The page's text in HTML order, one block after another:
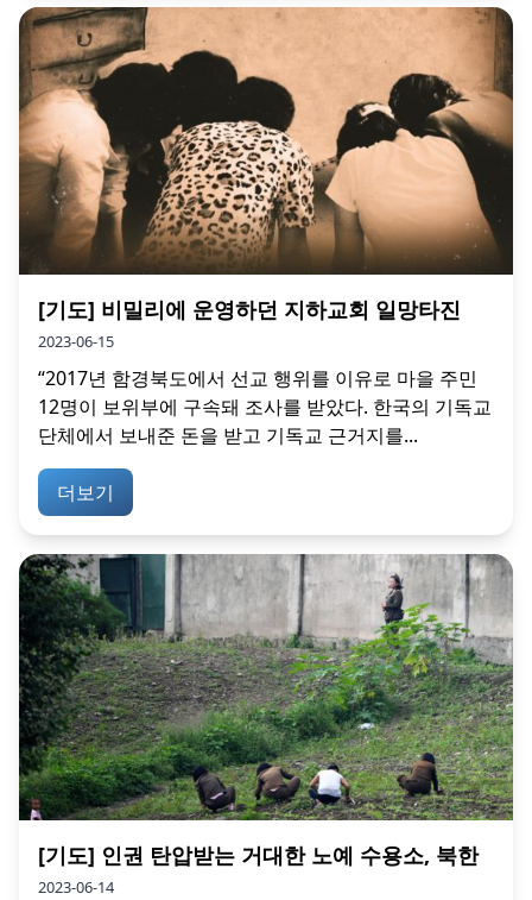
[기도] 비밀리에 운영하던 지하교회 일망타진
2023-06-15
“2017년 함경북도에서 선교 행위를 이유로 마을 주민
12명이 보위부에 구속돼 조사를 받았다. 한국의 기독교
단체에서 보내준 돈을 받고 기독교 근거지를...
더보기
[기도] 인권 탄압받는 거대한 노예 수용소, 북한
2023-06-14